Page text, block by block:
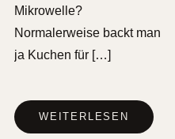
Mikrowelle?
Normalerweise backt man
ja Kuchen für […]
WEITERLESEN